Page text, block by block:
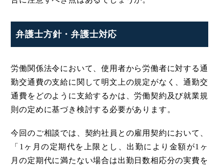
弁護士方針・弁護士対応
労働関係法令において、使用者から労働者に対する通
勤交通費の支給に関して明文上の規定がなく、通勤交
通費をどのように支給するかは、労働契約及び就業規
則の定めに基づき検討する必要があります。
今回のご相談では、契約社員との雇用契約において、
「1ヶ月の定期代を上限とし、出勤により金額が1ヶ
月の定期代に満たない場合は出勤日数相応分の実費を